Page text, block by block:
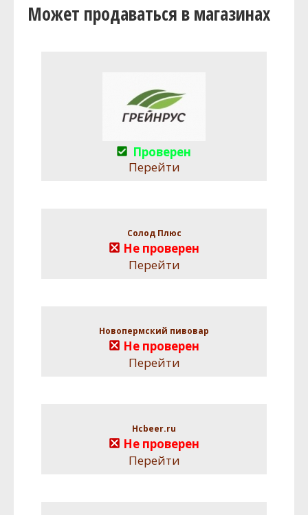
Может продаваться в магазинах
Проверен
Перейти
Солод Плюс
Не проверен
Перейти
Новопермский пивовар
Не проверен
Перейти
Hcbeer.ru
Не проверен
Перейти